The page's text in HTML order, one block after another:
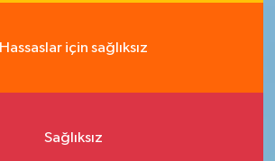
Hassaslar için sağlıksız
Sağlıksız